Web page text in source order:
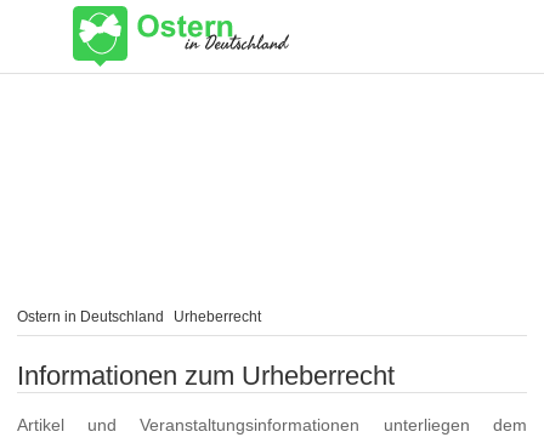
Ostern in Deutschland Urheberrecht
Informationen zum Urheberrecht
Artikel und Veranstaltungsinformationen unterliegen dem